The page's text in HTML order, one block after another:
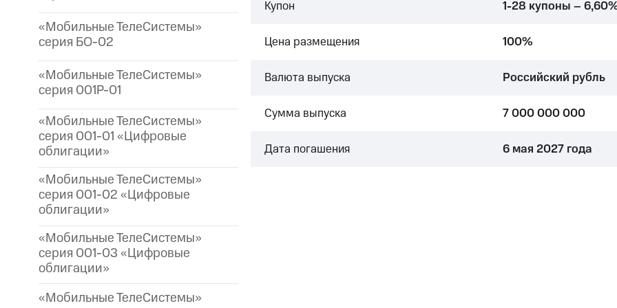
«Мобильные ТелеСистемы»
серия БО-02
«Мобильные ТелеСистемы»
серия 001P-01
«Мобильные ТелеСистемы»
серия 001-01 «Цифровые
облигации»
«Мобильные ТелеСистемы»
серия 001-02 «Цифровые
облигации»
«Мобильные ТелеСистемы»
серия 001-03 «Цифровые
облигации»
«Мобильные ТелеСистемы»
Купон 1-28 купоны –
Цена размещения 100%
Валюта выпуска Российский рубль
Сумма выпуска 7 000 000 000
Дата погашения 6 мая 2027 года